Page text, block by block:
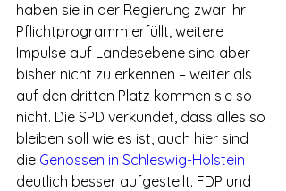
haben sie in der Regierung zwar ihr
Pflichtprogramm erfüllt, weitere
Impulse auf Landesebene sind aber
bisher nicht zu erkennen – weiter als
auf den dritten Platz kommen sie so
nicht. Die SPD verkündet, dass alles so
bleiben soll wie es ist, auch hier sind
die Genossen in Schleswig-Holstein
deutlich besser aufgestellt. FDP und